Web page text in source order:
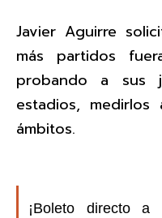
Javier Aguirre
más partidos
probando a sus
estadios,
ámbitos.
¡Boleto directo